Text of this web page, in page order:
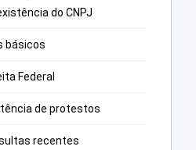
do CNPJ
básicos
Federal
de protestos
recentes